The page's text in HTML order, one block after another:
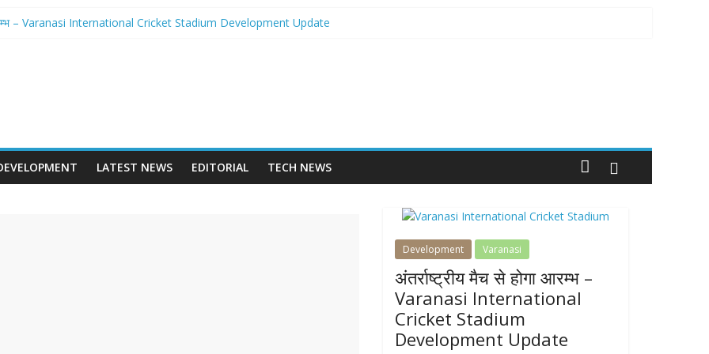
आरम्भ – Varanasi International Cricket Stadium Development Update
– Prayagraj 6 Lane Ganga Bridge
Dashrath Path Ayodhya Fourlane Road
LATEST NEWS EDITORIAL TECH NEWS
Development Varanasi
अंतर्राष्ट्रीय मैच से होगा आरम्भ –
Varanasi International
Cricket Stadium
Development Update